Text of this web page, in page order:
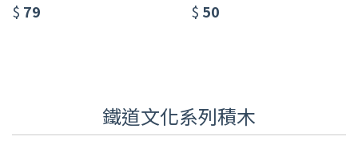
$ 79
$ 50
鐵道文化系列積木